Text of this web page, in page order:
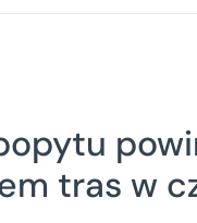
tras w